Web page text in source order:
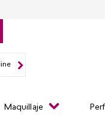
Maquillaje